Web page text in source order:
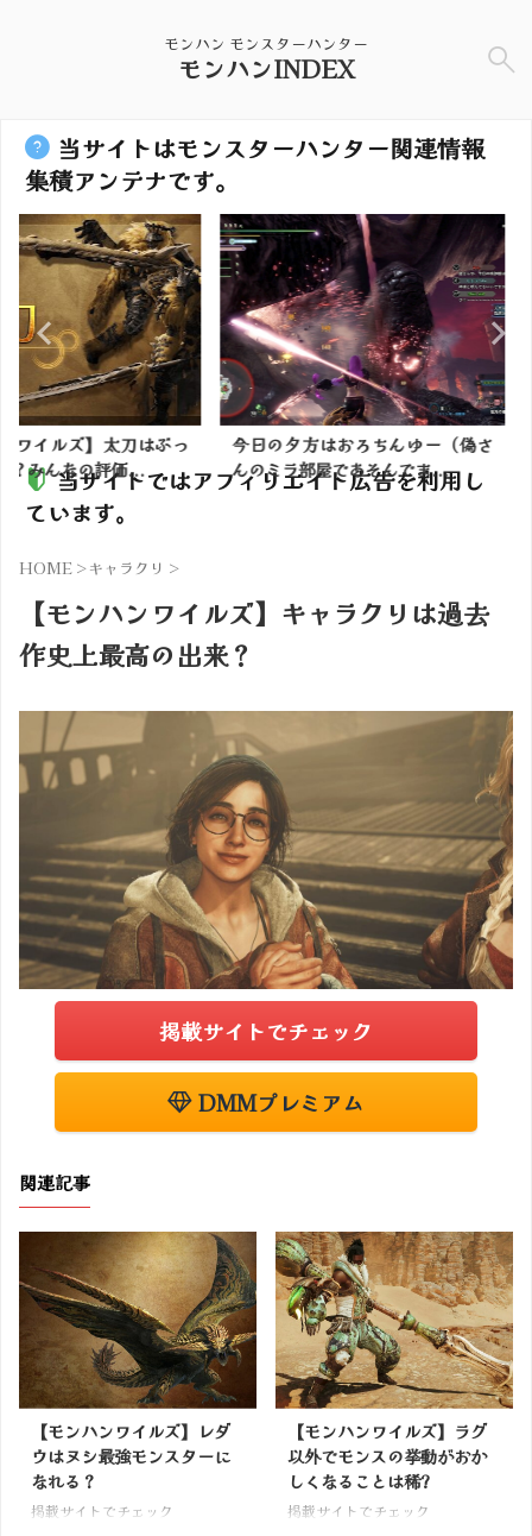
モンハン モンスターハンター
モンハンINDEX
当サイトはモンスターハンター関連情報
集積アンテナです。
刀はぶっ
価...
今日の夕方はおろちんゆー（偽さ
んのミラ部屋であそんでま...
【モンハ
のテーブル
当サイトではアフィリエイト広告を利用し
ています。
HOME >キャラクリ >
【モンハンワイルズ】キャラクリは過去
作史上最高の出来？
掲載サイトでチェック
DMMプレミアム
関連記事
【モンハンワイルズ】レダ
ウはヌシ最強モンスターに
なれる？
掲載サイトでチェック
【モンハンワイルズ】ラグ
以外でモンスの挙動がおか
しくなることは稀?
掲載サイトでチェック